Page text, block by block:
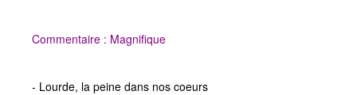
Commentaire : Magnifique
- Lourde, la peine dans nos coeurs